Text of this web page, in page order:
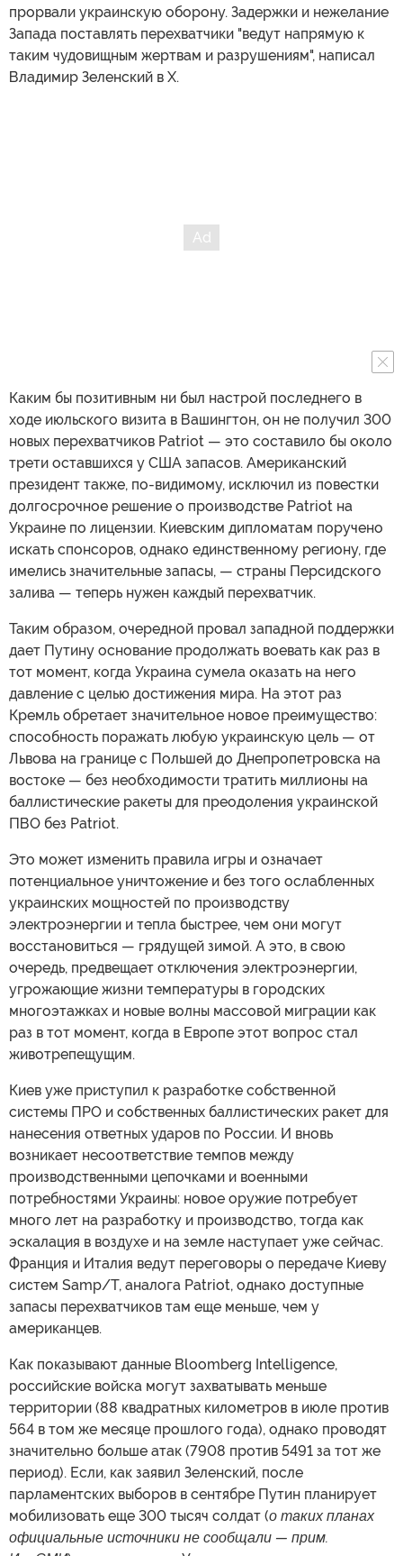
прорвали украинскую оборону. Задержки и нежелание
Запада поставлять перехватчики "ведут напрямую к
таким чудовищным жертвам и разрушениям", написал
Владимир Зеленский в X.
Каким бы позитивным ни был настрой последнего в
ходе июльского визита в Вашингтон, он не получил 300
новых перехватчиков Patriot — это составило бы около
трети оставшихся у США запасов. Американский
президент также, по-видимому, исключил из повестки
долгосрочное решение о производстве Patriot на
Украине по лицензии. Киевским дипломатам поручено
искать спонсоров, однако единственному региону, где
имелись значительные запасы, — страны Персидского
залива — теперь нужен каждый перехватчик.
Таким образом, очередной провал западной поддержки
дает Путину основание продолжать воевать как раз в
тот момент, когда Украина сумела оказать на него
давление с целью достижения мира. На этот раз
Кремль обретает значительное новое преимущество:
способность поражать любую украинскую цель — от
Львова на границе с Польшей до Днепропетровска на
востоке — без необходимости тратить миллионы на
баллистические ракеты для преодоления украинской
ПВО без Patriot.
Это может изменить правила игры и означает
потенциальное уничтожение и без того ослабленных
украинских мощностей по производству
электроэнергии и тепла быстрее, чем они могут
восстановиться — грядущей зимой. А это, в свою
очередь, предвещает отключения электроэнергии,
угрожающие жизни температуры в городских
многоэтажках и новые волны массовой миграции как
раз в тот момент, когда в Европе этот вопрос стал
животрепещущим.
Киев уже приступил к разработке собственной
системы ПРО и собственных баллистических ракет для
нанесения ответных ударов по России. И вновь
возникает несоответствие темпов между
производственными цепочками и военными
потребностями Украины: новое оружие потребует
много лет на разработку и производство, тогда как
эскалация в воздухе и на земле наступает уже сейчас.
Франция и Италия ведут переговоры о передаче Киеву
систем Samp/T, аналога Patriot, однако доступные
запасы перехватчиков там еще меньше, чем у
американцев.
Как показывают данные Bloomberg Intelligence,
российские войска могут захватывать меньше
территории (88 квадратных километров в июле против
564 в том же месяце прошлого года), однако проводят
значительно больше атак (7908 против 5491 за тот же
период). Если, как заявил Зеленский, после
парламентских выборов в сентябре Путин планирует
мобилизовать еще 300 тысяч солдат (о таких планах
официальные источники не сообщали — прим.